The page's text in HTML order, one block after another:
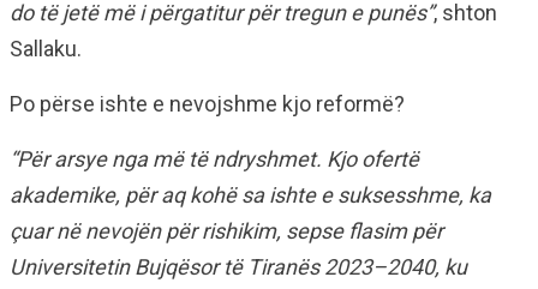
do të jetë më i përgatitur për tregun e punës”, shton
Sallaku.
Po përse ishte e nevojshme kjo reformë?
“Për arsye nga më të ndryshmet. Kjo ofertë
akademike, për aq kohë sa ishte e suksesshme, ka
çuar në nevojën për rishikim, sepse flasim për
Universitetin Bujqësor të Tiranës 2023–2040, ku